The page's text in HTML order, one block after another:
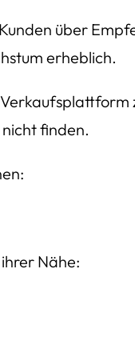
über
erheblich.
finden.
Nähe: